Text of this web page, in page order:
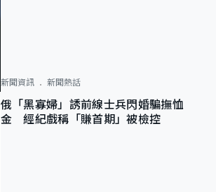
新聞資訊 新聞熱話
俄「黑寡婦」誘前線士兵閃婚騙撫恤
金 經紀戲稱「賺首期」被檢控